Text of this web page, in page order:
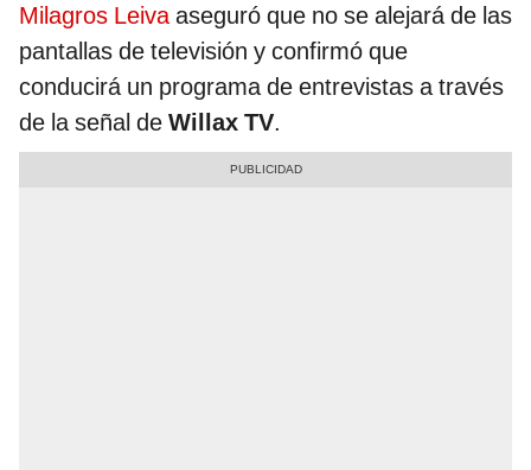
Milagros Leivaaseguró que no se alejará de las
pantallas de televisión y confirmó que
conducirá un programa de entrevistas a través
de la señal de Willax TV.